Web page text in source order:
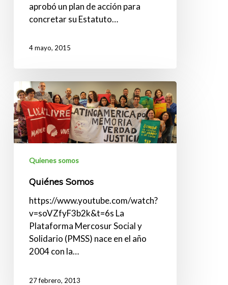
aprobó un plan de acción para
concretar su Estatuto…
4 mayo, 2015
Quiénes
Somos
Quienes somos
Quiénes Somos
https://www.youtube.com/watch?
v=soVZfyF3b2k&t=6s La
Plataforma Mercosur Social y
Solidario (PMSS) nace en el año
2004 con la…
27 febrero, 2013